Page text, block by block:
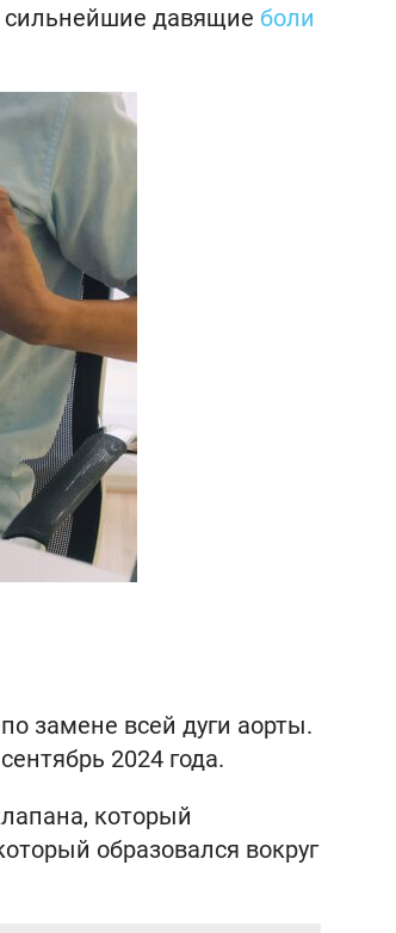
сильнейшие давящие боли
замене всей дуги аорты.
2024 года.
который
образовался вокруг